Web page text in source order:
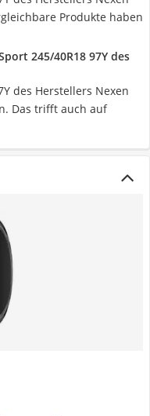
Produkte haben
245/40R18 97Y des
des Herstellers Nexen
Das trifft auch auf